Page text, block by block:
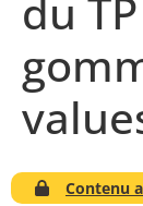
du
Contenu